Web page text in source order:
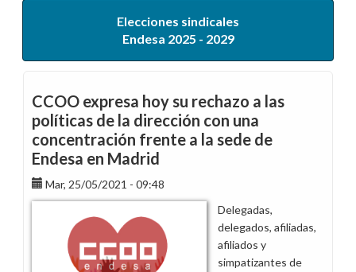
Elecciones sindicales
Endesa 2025 - 2029
CCOO expresa hoy su rechazo a las
políticas de la dirección con una
concentración frente a la sede de
Endesa en Madrid
Mar, 25/05/2021 - 09:48
Delegadas,
delegados, afiliadas,
afiliados y
simpatizantes de